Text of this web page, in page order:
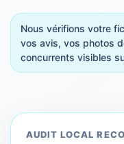
Nous vérifions votre
vos avis, vos photos
concurrents visibles
AUDIT LOCAL